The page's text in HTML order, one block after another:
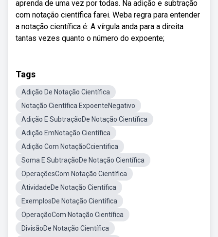
aprenda de uma vez por todas. Na adição e subtração
com notação científica farei. Weba regra para entender
a notação científica é: A vírgula anda para a direita
tantas vezes quanto o número do expoente;
Tags
Adição De Notação Científica
Notação Científica ExpoenteNegativo
Adição E SubtraçãoDe Notação Científica
Adição EmNotação Científica
Adição Com NotaçãoCcientifica
Soma E SubtraçãoDe Notação Científica
OperaçõesCom Notação Científica
AtividadeDe Notação Científica
ExemplosDe Notação Científica
OperaçãoCom Notação Científica
DivisãoDe Notação Científica